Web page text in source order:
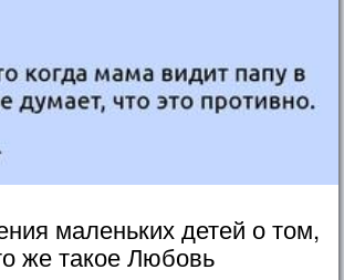
маленьких детей о том,
же такое Любовь